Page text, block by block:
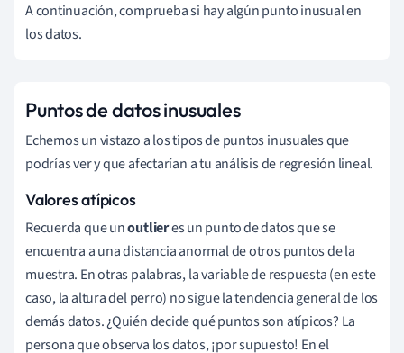
A continuación, comprueba si hay algún punto inusual en
los datos.
Puntos de datos inusuales
Echemos un vistazo a los tipos de puntos inusuales que
podrías ver y que afectarían a tu análisis de regresión lineal.
Valores atípicos
Recuerda que unoutlieres un punto de datos que se
encuentra a una distancia anormal de otros puntos de la
muestra. En otras palabras, la variable de respuesta (en este
caso, la altura del perro) no sigue la tendencia general de los
demás datos. ¿Quién decide qué puntos son atípicos? La
persona que observa los datos, ¡por supuesto! En el